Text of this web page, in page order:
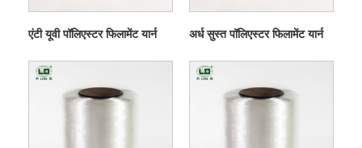
एंटी यूवी पॉलिएस्टर फिलामेंट यार्न अर्ध सुस्त पॉलिएस्टर फिलामेंट यार्न